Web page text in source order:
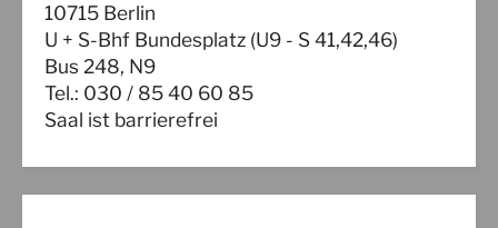
10715 Berlin
U + S-Bhf Bundesplatz (U9 - S 41,42,46)
Bus 248, N9
Tel.: 030 / 85 40 60 85
Saal ist barrierefrei